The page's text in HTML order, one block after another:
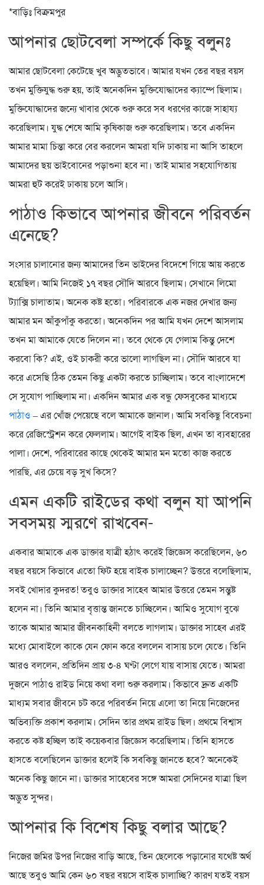
*বাড়িঃ বিক্রমপুর
আপনার ছোটবেলা সম্পর্কে কিছু বলুনঃ
আমার ছোটবেলা কেটেছে খুব অদ্ভুতভাবে। আমার যখন তের বছর বয়স
তখন মুক্তিযুদ্ধ শুরু হয়, তাই অনেকদিন মুক্তিযোদ্ধাদের ক্যাম্পে ছিলাম।
মুক্তিযোদ্ধাদের জন্যে খাবার থেকে শুরু করে সব ধরণের কাজে সাহায্য
করেছিলাম। যুদ্ধ শেষে আমি কৃষিকাজ শুরু করেছিলাম। তবে একদিন
আমার মামা চিন্তা করে বের করলেন আমরা যদি ঢাকায় না আসি তাহলে
আমাদের ছয় ভাইবোনের পড়াশুনা হবে না। তাই মামার সহযোগিতায়
আমরা হুট করেই ঢাকায় চলে আসি।
পাঠাও কিভাবে আপনার জীবনে পরিবর্তন
এনেছে?
সংসার চালানোর জন্য আমাদের তিন ভাইদের বিদেশে গিয়ে আয় করতে
হয়েছিল। আমি নিজেই ১৭ বছর সৌদি আরবে ছিলাম। সেখানে লিমো
ট্যাক্সি চালাতাম। অনেক কষ্ট হতো। পরিবারকে এক নজর দেখার জন্য
আমার মন আঁকুপাঁকু করতো। অনেকদিন পর আমি যখন দেশে আসলাম
তখন মা আমাকে যেতে দিলেন না। তবে থেকে যে গেলাম কিন্তু দেশে
করবো কি? এই, ওই চাকরী করে ভালো লাগছিল না। সৌদি আরবে যা
করে এসেছি ঠিক তেমন কিছু একটা করতে চাচ্ছিলাম। তবে বাংলাদেশে
সে সুযোগ পাচ্ছিলাম না। একদিন আমার এক বন্ধু ফেসবুকের মাধ্যমে
পাঠাও – এর খোঁজ পেয়েছে বলে আমাকে জানাল। আমি সবকিছু বিবেচনা
করে রেজিস্ট্রেশন করে ফেললাম। আগেই বাইক ছিল, এখন তা ব্যবহারের
পালা। দেশে, পরিবারের কাছে থেকেই আমার মন মতো কাজ করতে
পারছি, এর চেয়ে বড় সুখ কিসে?
এমন একটি রাইডের কথা বলুন যা আপনি
সবসময় স্মরণে রাখবেন-
একবার আমাকে এক ডাক্তার যাত্রী হঠাৎ করেই জিজ্ঞেস করেছিলেন, ৬০
বছর বয়সে কিভাবে এতো ফিট হয়ে বাইক চালাচ্ছেন? উত্তরে বলেছিলাম,
সবই খোদার কুদরত! তবুও ডাক্তার সাহেব আমার উত্তরে তেমন সন্তুষ্ট
হলেন না। তিনি আমার বৃত্তান্ত জানতে চাচ্ছিলেন। আমিও সুযোগ বুঝে
তাকে আমার আমার জীবনকাহিনী বলতে লাগলাম। ডাক্তার সাহেব এরই
মধ্যে মোবাইলে কাকে যেন ফোন করে বললেন বাসায় চলে যেতে। তিনি
আরও বললেন, প্রতিদিন প্রায় ৩-৪ ঘণ্টা লেগে যায় বাসায় যেতে। আমরা
দুজনে পাঠাও রাইড নিয়ে কথা বলা শুরু করলাম। কিভাবে দ্রুত একটি
মাধ্যম সবার জীবনে চট করে পরিবর্তন নিয়ে এলো তা নিয়ে নিজেদের
অভিব্যক্তি প্রকাশ করলাম। সেদিন তার প্রথম রাইড ছিল। প্রথমে বিশ্বাস
করতে কষ্ট হচ্ছিল তাই কয়েকবার জিজ্ঞেস করেছিলাম। তিনি হাসতে
হাসতে বলেছিলেন ডাক্তার হলেই কি সবকিছু জানতে হবে? অনেকেই
অনেক কিছু জানে না। ডাক্তার সাহেবের সঙ্গে আমরা সেদিনের যাত্রা ছিল
অদ্ভুত সুন্দর।
আপনার কি বিশেষ কিছু বলার আছে?
নিজের জমির উপর নিজের বাড়ি আছে, তিন ছেলেকে পড়ানোর যথেষ্ট অর্থ
আছে তবুও আমি কেন ৬০ বছর বয়সে বাইক চালাচ্ছি? কারণ যতই বয়স